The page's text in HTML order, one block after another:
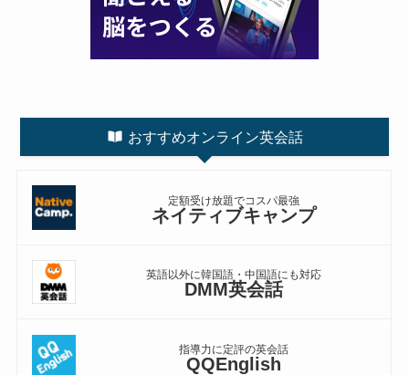
おすすめオンライン英会話
定額受け放題でコスパ最強
ネイティブキャンプ
英語以外に韓国語・中国語にも対応
DMM英会話
指導力に定評の英会話
QQEnglish